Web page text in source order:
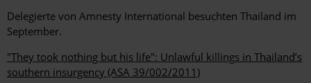
Delegierte von Amnesty International besuchten Thailand im
September.
"They took nothing but his life": Unlawful killings in Thailand’s
southern insurgency (ASA 39/002/2011)